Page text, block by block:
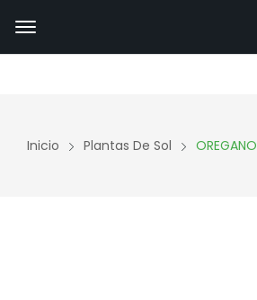
Inicio Plantas De Sol OREGANO